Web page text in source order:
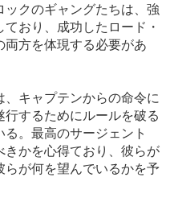
クのギャングたちは、強
おり、成功したロード・
方を体現する必要があ
キャプテンからの命令に
するためにルールを破る
。最高のサージェント
かを心得ており、彼らが
が何を望んでいるかを予